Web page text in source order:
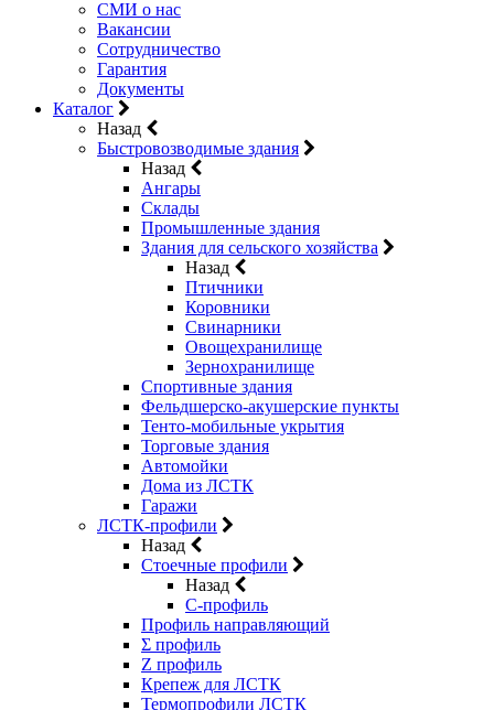
СМИ о нас
Вакансии
Сотрудничество
Гарантия
Документы
Каталог
Назад
Быстровозводимые здания
Назад
Ангары
Склады
Промышленные здания
Здания для сельского хозяйства
Назад
Птичники
Коровники
Свинарники
Овощехранилище
Зернохранилище
Спортивные здания
Фельдшерско-акушерские пункты
Тенто-мобильные укрытия
Торговые здания
Автомойки
Дома из ЛСТК
Гаражи
ЛСТК-профили
Назад
Стоечные профили
Назад
C-профиль
Профиль направляющий
Σ профиль
Z профиль
Крепеж для ЛСТК
Термопрофили ЛСТК